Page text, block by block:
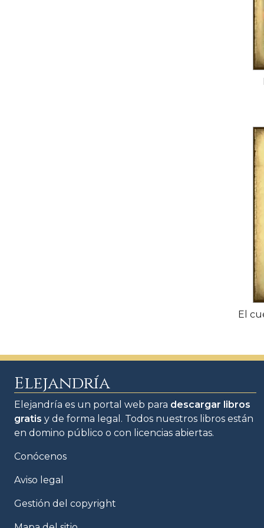
El
Elejandría
Elejandría es un portal web para descargar libros
gratis y de forma legal. Todos nuestros libros están
en domino público o con licencias abiertas.
Conócenos
Aviso legal
Gestión del copyright